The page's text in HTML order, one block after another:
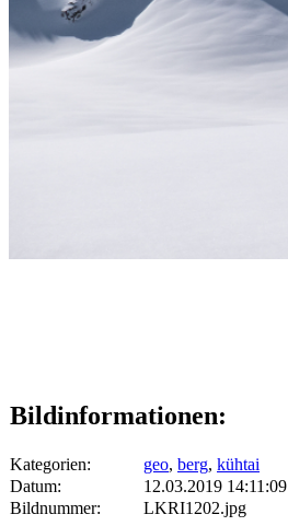
Bildinformationen:
Kategorien: geo, berg, kühtai
Datum:
12.03.2019 14:11:09
Bildnummer:
LKRI1202.jpg